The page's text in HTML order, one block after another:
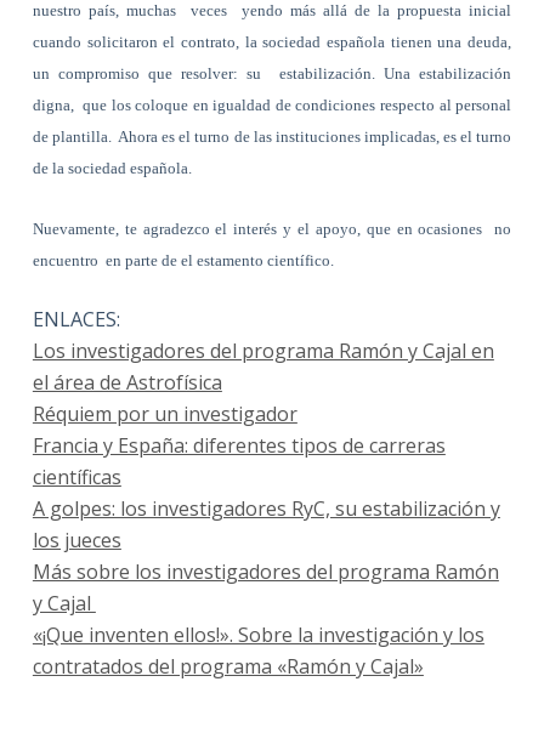
nuestro país, muchas veces yendo más allá de la propuesta inicial
cuando solicitaron el contrato, la sociedad española tienen una deuda,
un compromiso que resolver: su estabilización. Una estabilización
digna, que los coloque en igualdad de condiciones respecto al personal
de plantilla. Ahora es el turno de las instituciones implicadas, es el turno
de la sociedad española.
Nuevamente, te agradezco el interés y el apoyo, que en ocasiones no
encuentro en parte de el estamento científico.
ENLACES:
Los investigadores del programa Ramón y Cajal en
el área de Astrofísica
Réquiem por un investigador
Francia y España: diferentes tipos de carreras
científicas
A golpes: los investigadores RyC, su estabilización y
los jueces
Más sobre los investigadores del programa Ramón
y Cajal
«¡Que inventen ellos!». Sobre la investigación y los
contratados del programa «Ramón y Cajal»